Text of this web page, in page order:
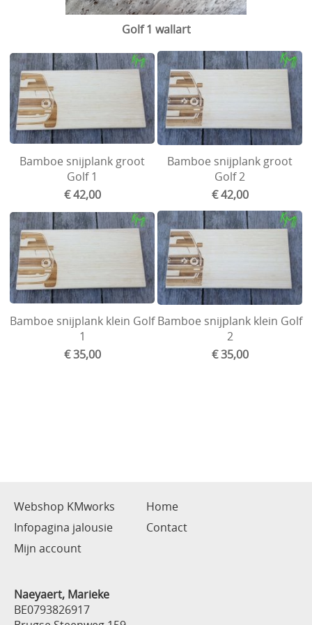
Velgen en spoorverbreders
Goodies and gifts
Handleiding/vervangonderdelen jalousie
Honda
Golf 1 wallart
Bamboe snijplank groot
Golf 1
€ 42,00
Bamboe snijplank groot
Golf 2
€ 42,00
Bamboe snijplank klein Golf
1
€ 35,00
Bamboe snijplank klein Golf
2
€ 35,00
Webshop KMworks
Home
Infopagina jalousie
Contact
Mijn account
Naeyaert, Marieke
BE0793826917